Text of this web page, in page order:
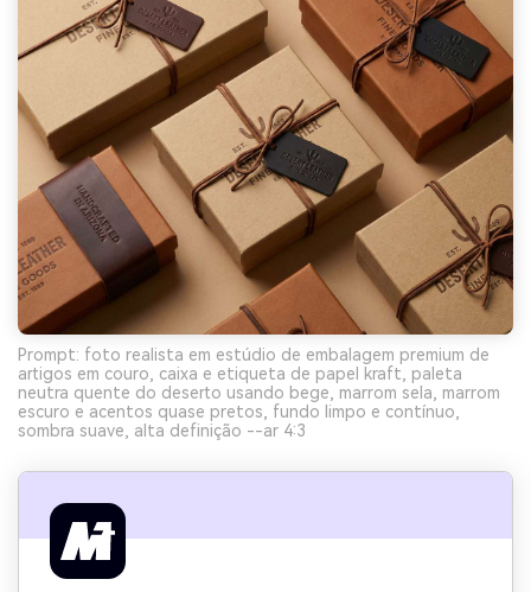
Prompt: foto realista em estúdio de embalagem premium de
artigos em couro, caixa e etiqueta de papel kraft, paleta
neutra quente do deserto usando bege, marrom sela, marrom
escuro e acentos quase pretos, fundo limpo e contínuo,
sombra suave, alta definição --ar 4:3